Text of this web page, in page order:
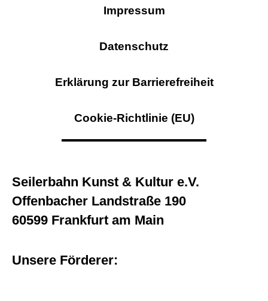
Impressum
Datenschutz
Erklärung zur Barrierefreiheit
Cookie-Richtlinie (EU)
Seilerbahn Kunst & Kultur e.V.
Offenbacher Landstraße 190
60599 Frankfurt am Main
Unsere Förderer: